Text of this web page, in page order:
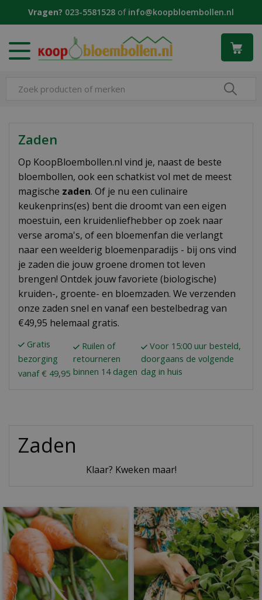
Vragen? 023-5581528 of info@koopbloembollen.nl
Zaden
Op KoopBloembollen.nl vind je, naast de beste
bloembollen, ook een schatkist vol met de meest
magische zaden. Of je nu een culinaire
keukenprins(es) bent die droomt van een eigen
moestuin, een kruidenliefhebber op zoek naar
verse aroma's, of een bloemenfan die verlangt
naar een weelderig bloemenparadijs - bij ons vind
je zaden die jouw groene dromen tot leven
brengen! Ontdek jouw favoriete (biologische)
kruiden-, groente- en bloemzaden. We verzenden
onze zaden snel en vanaf een bestelbedrag van
€49,95 helemaal gratis.
Gratis
bezorging
vanaf € 49,95
Ruilen of
retourneren
binnen 14 dagen
Voor 15:00 uur besteld,
doorgaans de volgende
dag in huis
Zaden
Klaar? Kweken maar!